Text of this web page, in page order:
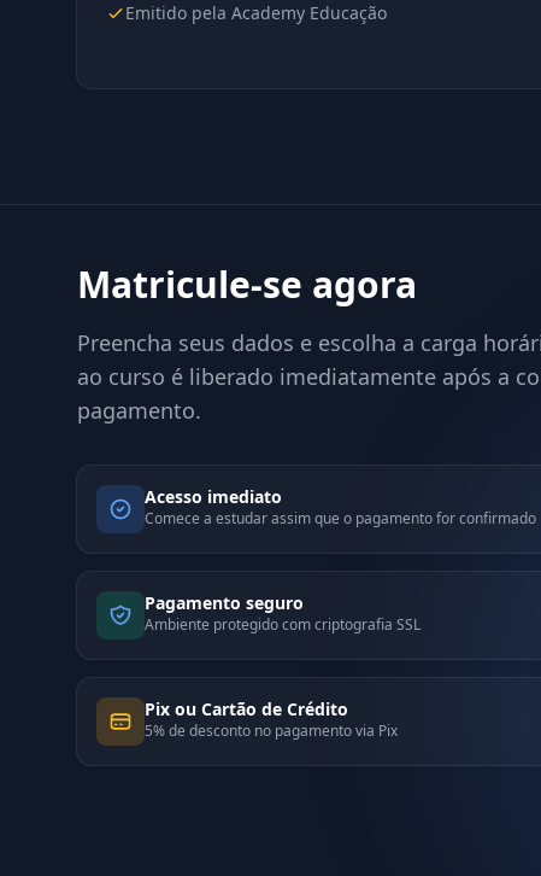
Emitido pela Academy Educação
Matricule-se agora
Preencha seus dados e escolha a carga
ao curso é liberado imediatamente após a
pagamento.
Acesso imediato
Comece a estudar assim que o pagamento for confirmado
Pagamento seguro
Ambiente protegido com criptografia SSL
Pix ou Cartão de Crédito
5% de desconto no pagamento via Pix